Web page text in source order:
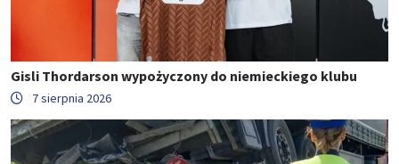
Gisli Thordarson wypożyczony do niemieckiego klubu
7 sierpnia 2026